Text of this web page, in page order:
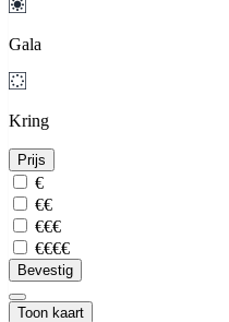
Gala
Kring
Prijs
€
€€
€€€
€€€€
Bevestig
Toon kaart